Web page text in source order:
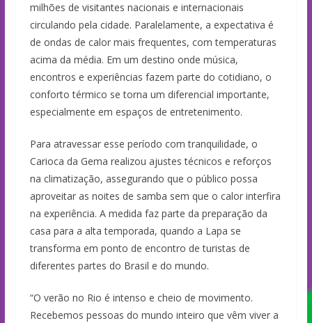
milhões de visitantes nacionais e internacionais
circulando pela cidade. Paralelamente, a expectativa é
de ondas de calor mais frequentes, com temperaturas
acima da média. Em um destino onde música,
encontros e experiências fazem parte do cotidiano, o
conforto térmico se torna um diferencial importante,
especialmente em espaços de entretenimento.
Para atravessar esse período com tranquilidade, o
Carioca da Gema realizou ajustes técnicos e reforços
na climatização, assegurando que o público possa
aproveitar as noites de samba sem que o calor interfira
na experiência. A medida faz parte da preparação da
casa para a alta temporada, quando a Lapa se
transforma em ponto de encontro de turistas de
diferentes partes do Brasil e do mundo.
“O verão no Rio é intenso e cheio de movimento.
Recebemos pessoas do mundo inteiro que vêm viver a